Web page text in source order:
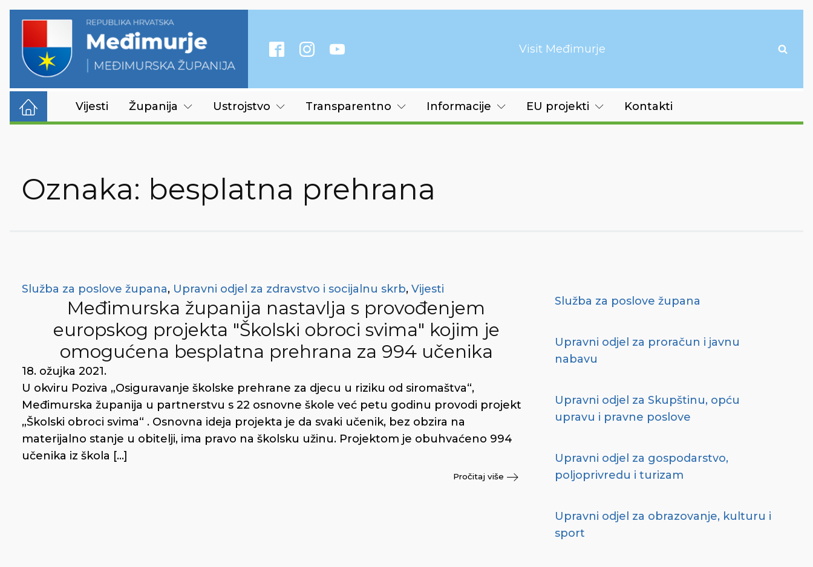
Visit Međimurje
Vijesti Županija Ustrojstvo Transparentno Informacije EU projekti Kontakti
Oznaka: besplatna prehrana
Služba za poslove župana, Upravni odjel za zdravstvo i socijalnu skrb, Vijesti
Međimurska županija nastavlja s provođenjem
europskog projekta "Školski obroci svima" kojim je
omogućena besplatna prehrana za 994 učenika
18. ožujka 2021.
U okviru Poziva „Osiguravanje školske prehrane za djecu u riziku od siromaštva“,
Međimurska županija u partnerstvu s 22 osnovne škole već petu godinu provodi projekt
„Školski obroci svima“ . Osnovna ideja projekta je da svaki učenik, bez obzira na
materijalno stanje u obitelji, ima pravo na školsku užinu. Projektom je obuhvaćeno 994
učenika iz škola […]
Pročitaj više
Služba za poslove župana
Upravni odjel za proračun i javnu
nabavu
Upravni odjel za Skupštinu, opću
upravu i pravne poslove
Upravni odjel za gospodarstvo,
poljoprivredu i turizam
Upravni odjel za obrazovanje, kulturu i
sport